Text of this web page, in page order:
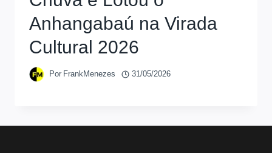
Anhangabaú na Virada
Cultural 2026
Por FrankMenezes 31/05/2026